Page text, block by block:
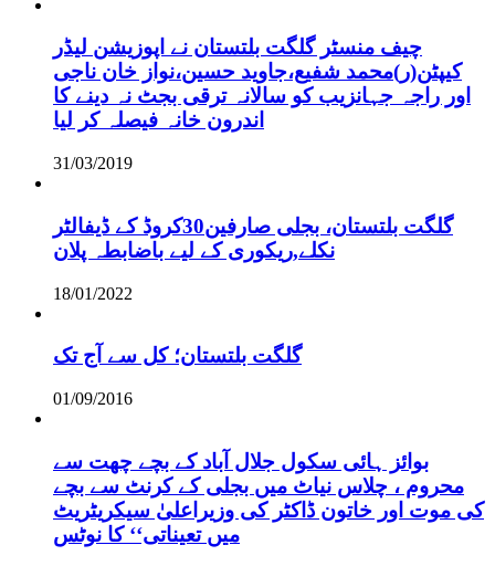
چیف منسٹر گلگت بلتستان نے اپوزیشن لیڈر
کیپٹن(ر)محمد شفیع،جاوید حسین،نواز خان ناجی
اور راجہ جہانزیب کو سالانہ ترقی بجٹ نہ دینے کا
اندرون خانہ فیصلہ کر لیا
31/03/2019
گلگت بلتستان، بجلی صارفین30کروڈ کے ڈیفالٹر
نکلے,ریکوری کے لیے باضابطہ پلان
18/01/2022
گلگت بلتستان؛ کل سے آج تک
01/09/2016
بوائز ہائی سکول جلال آباد کے بچے چھت سے
محروم ، چلاس نیاٹ میں بجلی کے کرنٹ سے بچے
کی موت اور خاتون ڈاکٹر کی وزیراعلیٰ سیکریٹریٹ
میں تعیناتی‘‘ کا نوٹس